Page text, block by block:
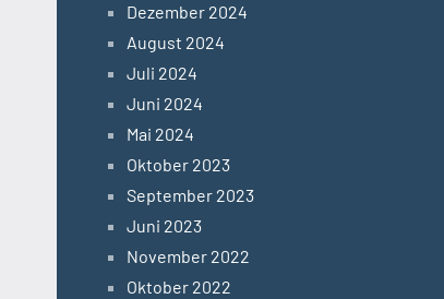
Dezember 2024
August 2024
Juli 2024
Juni 2024
Mai 2024
Oktober 2023
September 2023
Juni 2023
November 2022
Oktober 2022